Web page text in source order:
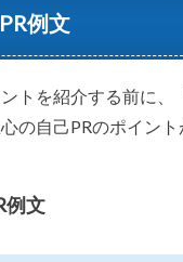
例文
トを紹介する前に、
の自己PRのポイント
例文